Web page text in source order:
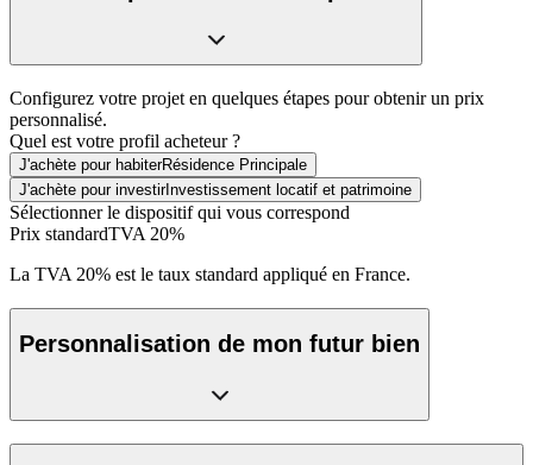
Configurez votre projet en quelques étapes pour obtenir un prix
personnalisé.
Quel est votre profil acheteur ?
J'achète pour habiterRésidence Principale
J'achète pour investirInvestissement locatif et patrimoine
Sélectionner le dispositif qui vous correspond
Prix standardTVA 20%
La TVA 20% est le taux standard appliqué en France.
Personnalisation de mon futur bien